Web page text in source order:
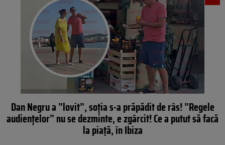
Dan Negru a ”lovit”, soția s-a prăpădit de râs! ”Regele
audiențelor” nu se dezminte, e zgârcit! Ce a putut să facă
la piață, în Ibiza